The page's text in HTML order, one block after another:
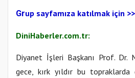
Grup sayfamıza katılmak için
DiniHaberler.com.tr:
Diyanet İşleri Başkanı Prof. Dr.
gece, kırk yıldır bu